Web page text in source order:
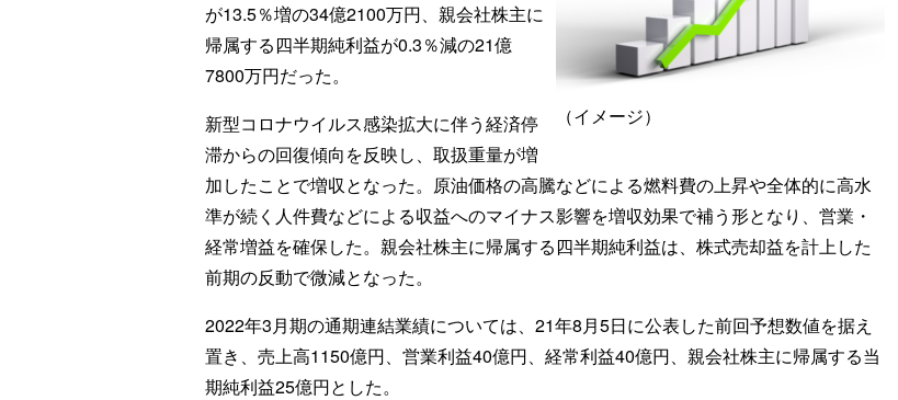
（イメージ）
が13.5％増の34億2100万円、親会社株主に
帰属する四半期純利益が0.3％減の21億
7800万円だった。
新型コロナウイルス感染拡大に伴う経済停
滞からの回復傾向を反映し、取扱重量が増
加したことで増収となった。原油価格の高騰などによる燃料費の上昇や全体的に高水
準が続く人件費などによる収益へのマイナス影響を増収効果で補う形となり、営業・
経常増益を確保した。親会社株主に帰属する四半期純利益は、株式売却益を計上した
前期の反動で微減となった。
2022年3月期の通期連結業績については、21年8月5日に公表した前回予想数値を据え
置き、売上高1150億円、営業利益40億円、経常利益40億円、親会社株主に帰属する当
期純利益25億円とした。